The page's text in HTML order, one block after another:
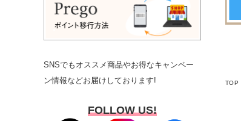
TOP
SNSでもオススメ商品やお得なキャンペー
ン情報などお届けしております!
FOLLOW US!